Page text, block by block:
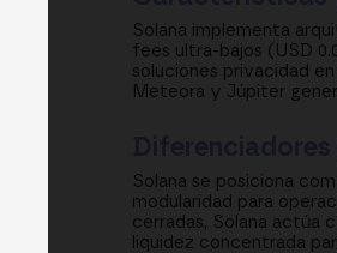
Solana implementa
fees ultra-bajos (USD
soluciones privacidad
Meteora y Júpiter
Solana se posiciona
modularidad para
cerradas, Solana actúa
liquidez concentrada